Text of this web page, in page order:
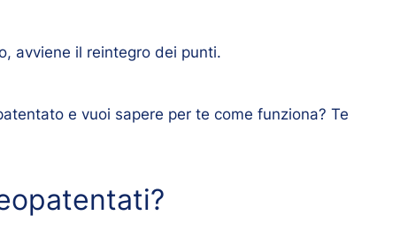
avviene il reintegro dei punti.
e vuoi sapere per te come funziona? Te